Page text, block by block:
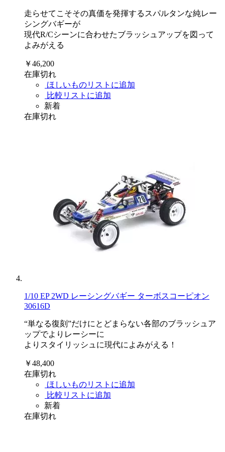
走らせてこそその真価を発揮するスパルタンな純レー
シングバギーが
現代R/Cシーンに合わせたブラッシュアップを図って
よみがえる
￥46,200
在庫切れ
ほしいものリストに追加
比較リストに追加
新着
在庫切れ
1/10 EP 2WD レーシングバギー ターボスコーピオン
30616D
“単なる復刻”だけにとどまらない各部のブラッシュア
ップでよりレーシーに
よりスタイリッシュに現代によみがえる！
￥48,400
在庫切れ
ほしいものリストに追加
比較リストに追加
新着
在庫切れ